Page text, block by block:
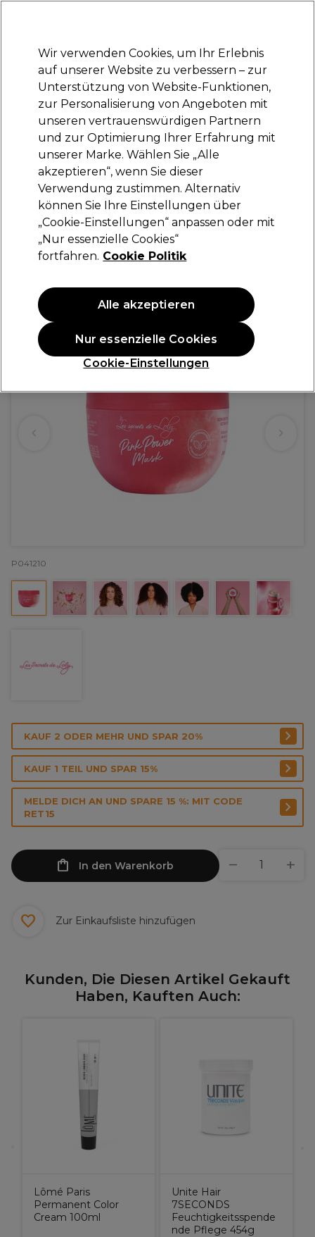
Anmelden
Marken Deals Haare Elektrogeräte Saloneinrichtung
Lieferung und Lieferzeiten
– mehr erfahren
Les Secrets de Loly
Les Secrets de Loly Pink Power Mask -
Regenerierende Maske 300ml
29,20 €
ANGEBOT
P041210
KAUF 2 ODER MEHR UND SPAR 20%
KAUF 1 TEIL UND SPAR 15%
MELDE DICH AN UND SPARE 15 %: MIT CODE
RET15
In den Warenkorb
Zur Einkaufsliste hinzufügen
Kunden, Die Diesen Artikel Gekauft
Haben, Kauften Auch:
Lômé Paris
Permanent Color
Cream 100ml
Unite Hair
7SECONDS
Feuchtigkeitsspende
nde Pflege 454g
Wir verwenden Cookies, um Ihr Erlebnis
auf unserer Website zu verbessern – zur
Unterstützung von Website-Funktionen,
zur Personalisierung von Angeboten mit
unseren vertrauenswürdigen Partnern
und zur Optimierung Ihrer Erfahrung mit
unserer Marke. Wählen Sie „Alle
akzeptieren“, wenn Sie dieser
Verwendung zustimmen. Alternativ
können Sie Ihre Einstellungen über
„Cookie-Einstellungen“ anpassen oder mit
„Nur essenzielle Cookies“
fortfahren. Cookie Politik
Cookie-Einstellungen
Nur essenzielle Cookies
Alle akzeptieren